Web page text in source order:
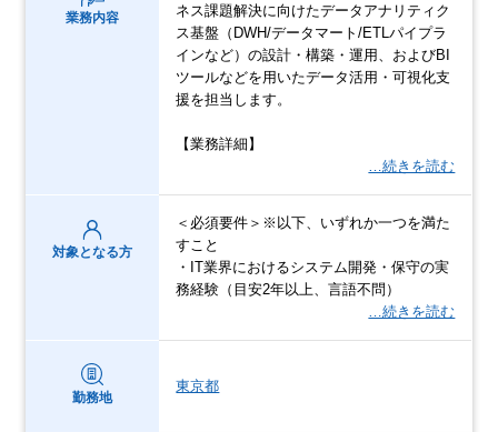
業務内容
ネス課題解決に向けたデータアナリティク
ス基盤（DWH/データマート/ETLパイプラ
インなど）の設計・構築・運用、およびBI
ツールなどを用いたデータ活用・可視化支
援を担当します。
【業務詳細】
…続きを読む
対象となる方
＜必須要件＞※以下、いずれか一つを満た
すこと
・IT業界におけるシステム開発・保守の実
務経験（目安2年以上、言語不問）
…続きを読む
勤務地
東京都